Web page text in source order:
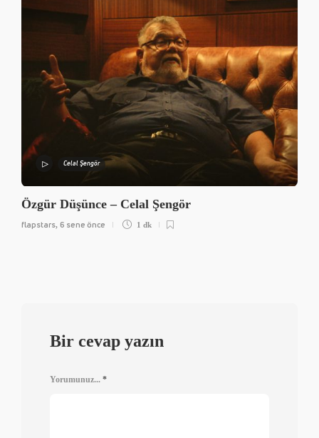
Celal Şengör
Özgür Düşünce – Celal Şengör
flapstars, 6 sene önce 1 dk
Bir cevap yazın
Yorumunuz... *